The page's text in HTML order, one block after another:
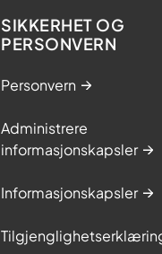
SIKKERHET OG
PERSONVERN
Personvern
Administrere
informasjonskapsler
Informasjonskapsler